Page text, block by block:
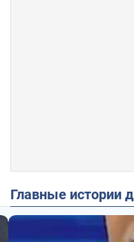
Главные истории